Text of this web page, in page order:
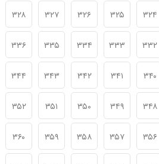
۳۲۴ ۳۲۵ ۳۲۶ ۳۲۷ ۳۲۸
۳۳۲ ۳۳۳ ۳۳۴ ۳۳۵ ۳۳۶
۳۴۰ ۳۴۱ ۳۴۲ ۳۴۳ ۳۴۴
۳۴۸ ۳۴۹ ۳۵۰ ۳۵۱ ۳۵۲
۳۵۶ ۳۵۷ ۳۵۸ ۳۵۹ ۳۶۰